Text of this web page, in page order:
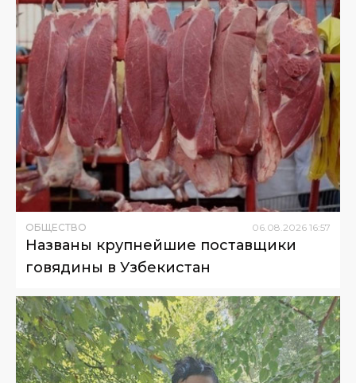
ОБЩЕСТВО 06 08 2026 16:57
Названы крупнейшие поставщики
говядины в Узбекистан